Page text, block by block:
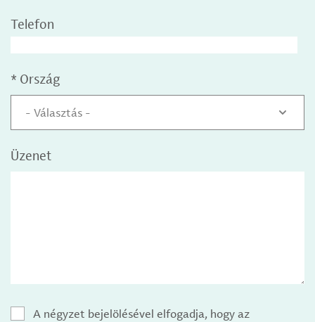
Telefon
* Ország
- Választás -
Üzenet
A négyzet bejelölésével elfogadja, hogy az